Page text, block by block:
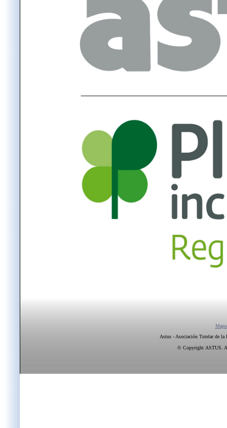
Astus - Asociación Tutelar de la
© Copyright ASTUS.